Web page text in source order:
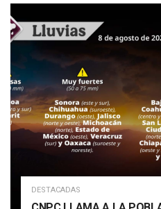
DESTACADAS